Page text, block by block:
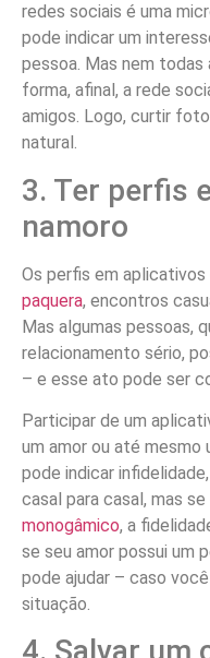
redes sociais é uma
pode indicar um
pessoa. Mas nem todas
forma, afinal, a rede
amigos. Logo, curtir
natural.
3. Ter perfis
namoro
Os perfis em aplicativos
paquera, encontros
Mas algumas pessoas,
relacionamento sério,
– e esse ato pode ser
Participar de um
um amor ou até mesmo
pode indicar
casal para casal, mas
monogâmico, a
se seu amor possui um
pode ajudar – caso
situação.